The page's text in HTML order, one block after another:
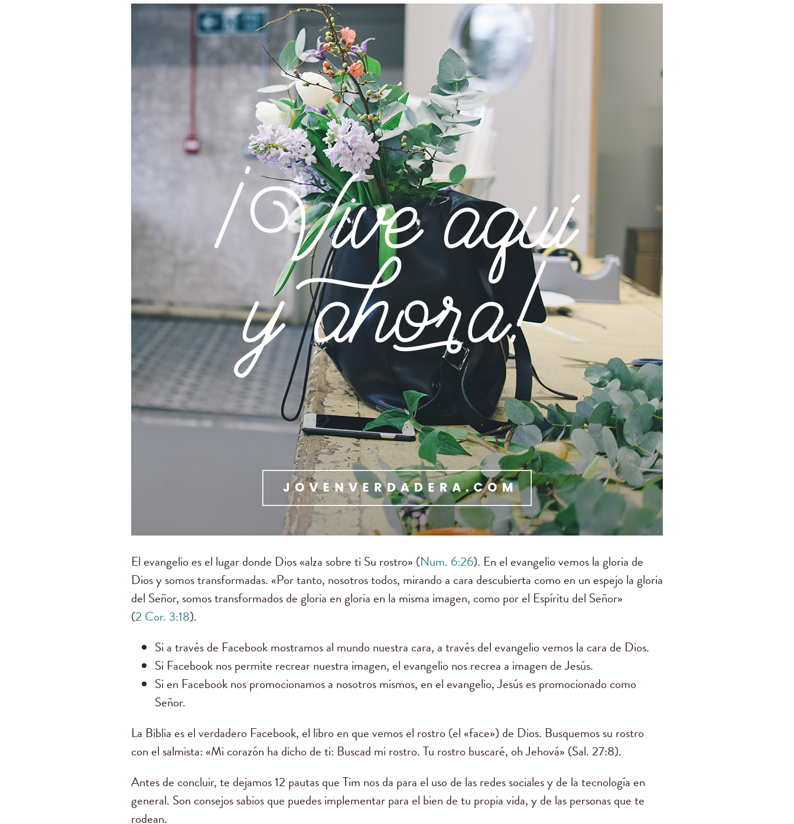
El evangelio es el lugar donde Dios «alza sobre ti Su rostro» (Num. 6:26). En el evangelio vemos la gloria de
Dios y somos transformadas. «Por tanto, nosotros todos, mirando a cara descubierta como en un espejo la gloria
del Señor, somos transformados de gloria en gloria en la misma imagen, como por el Espíritu del Señor»
(2 Cor. 3:18).
Si a través de Facebook mostramos al mundo nuestra cara, a través del evangelio vemos la cara de Dios.
Si Facebook nos permite recrear nuestra imagen, el evangelio nos recrea a imagen de Jesús.
Si en Facebook nos promocionamos a nosotros mismos, en el evangelio, Jesús es promocionado como
Señor.
La Biblia es el verdadero Facebook, el libro en que vemos el rostro (el «face») de Dios. Busquemos su rostro
con el salmista: «Mi corazón ha dicho de ti: Buscad mi rostro. Tu rostro buscaré, oh Jehová» (Sal. 27:8).
Antes de concluir, te dejamos 12 pautas que Tim nos da para el uso de las redes sociales y de la tecnología en
general. Son consejos sabios que puedes implementar para el bien de tu propia vida, y de las personas que te
rodean.